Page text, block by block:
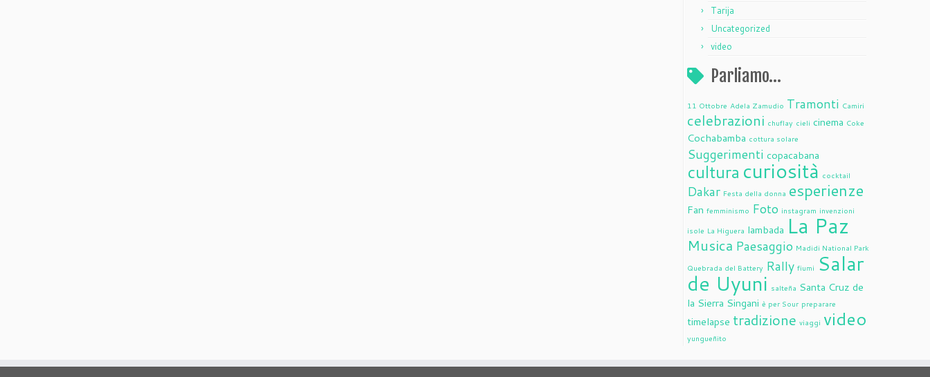
Tarija
Uncategorized
video
Parliamo…
11 Ottobre Adela Zamudio Tramonti Camiri
celebrazioni chuflay cieli cinema Coke
Cochabamba cottura solare
Suggerimenti copacabana
cultura curiosità cocktail
Dakar Festa della donna esperienze
Fan femminismo Foto instagram invenzioni
isole La Higuera lambada La Paz
Musica Paesaggio Madidi National Park
Quebrada del Battery Rally fiumi Salar
de Uyuni salteña Santa Cruz de
la Sierra Singani è per Sour preparare
timelapse tradizione viaggi video
yungueñito